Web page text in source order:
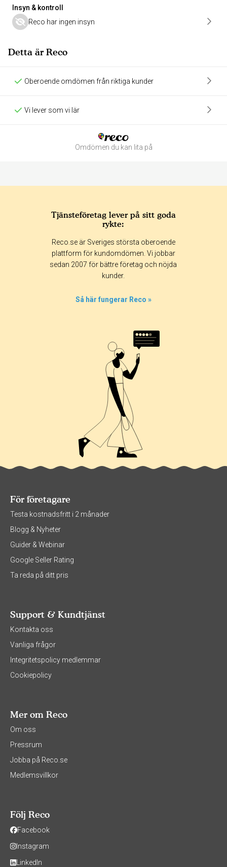
Insyn & kontroll
Reco har ingen insyn
Detta är Reco
Oberoende omdömen från riktiga kunder
Vi lever som vi lär
Omdömen du kan lita på
365 dagar 90 dagar
30 dagar
Tjänsteföretag lever på sitt goda
rykte:
Reco.se är Sveriges största oberoende
plattform för kundomdömen. Vi jobbar
sedan 2007 för bättre företag och nöjda
kunder.
Så här fungerar Reco »
För företagare
Testa kostnadsfritt i 2 månader
Blogg & Nyheter
Guider & Webinar
Google Seller Rating
Ta reda på ditt pris
Support & Kundtjänst
Kontakta oss
Vanliga frågor
Integritetspolicy medlemmar
Cookiepolicy
Mer om Reco
Om oss
Pressrum
Jobba på Reco.se
Medlemsvillkor
Följ Reco
Facebook
Instagram
LinkedIn